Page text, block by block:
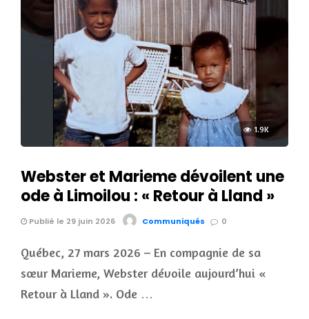
1.9K
Webster et Marieme dévoilent une
ode à Limoilou : « Retour à Lland »
Publié le 29 juin 2026 Communiqués 0
Québec, 27 mars 2026 – En compagnie de sa
sœur Marieme, Webster dévoile aujourd’hui «
Retour à Lland ». Ode …